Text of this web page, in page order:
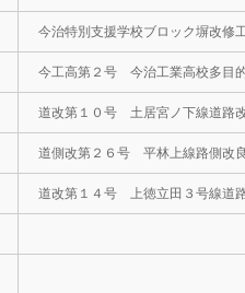
今治特別支援学校ブロック塀改修
今工高第２号 今治工業高校多目
道改第１０号 土居宮ノ下線道路
道側改第２６号 平林上線路側改
道改第１４号 上徳立田３号線道